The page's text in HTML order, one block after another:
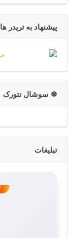
پیشنهاد به تریدر ها
☸️ سوشال نتورک
تبلیغات